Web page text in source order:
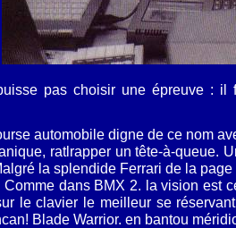
pas choisir une épreuve :
automobile digne de ce nom
ratlrapper un tête-à-queue.
la splendide Ferrari de la
Comme dans BMX 2. la vision
le clavier le meilleur se
Blade Warrior. en bantou